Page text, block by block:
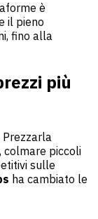
è
il pieno
fino alla
più
Prezzarla
colmare piccoli
sulle
ha cambiato le